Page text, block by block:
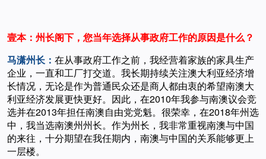
壹本：州长阁下，您当年选择从事政府工作的原因是什么？
马潇州长： 在从事政府工作之前，我经营着家族的家具生产
企业，一直和工厂打交道。我长期持续关注澳大利亚经济增
长情况，无论是作为普通民众还是商人都由衷的希望南澳大
利亚经济发展更快更好。因此，在2010年我参与南澳议会竞
选并在2013年担任南澳自由党党魁。很荣幸，在2018年州选
中，我当选南澳州州长。作为州长，我非常重视南澳与中国
的来往，十分期望在我任期内，南澳与中国的关系能够更上
一层楼。